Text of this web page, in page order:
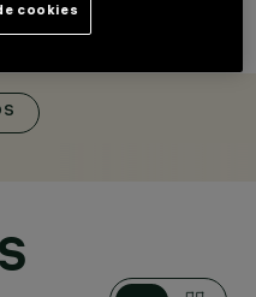
EMPOTRABLES
SUELO
cookies